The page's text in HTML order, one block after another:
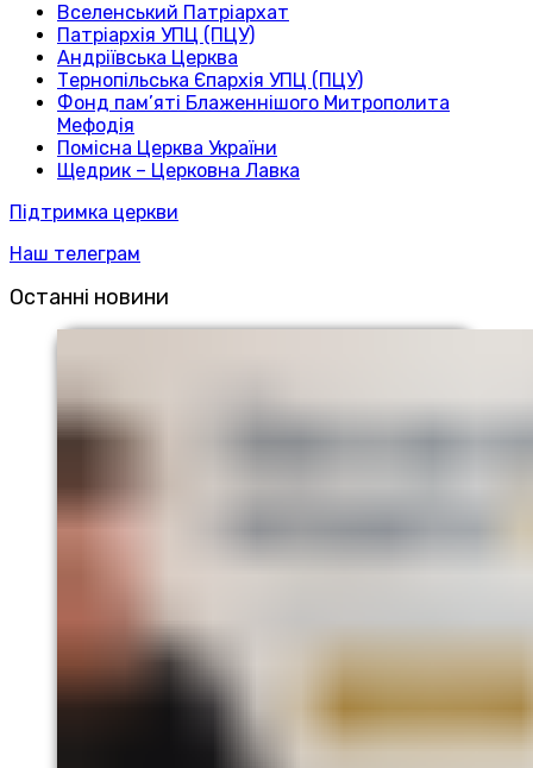
Вселенський Патріархат
Патріархія УПЦ (ПЦУ)
Андріївська Церква
Тернопільська Єпархія УПЦ (ПЦУ)
Фонд пам’яті Блаженнішого Митрополита
Мефодія
Помісна Церква України
Щедрик – Церковна Лавка
Підтримка церкви
Наш телеграм
Останні новини